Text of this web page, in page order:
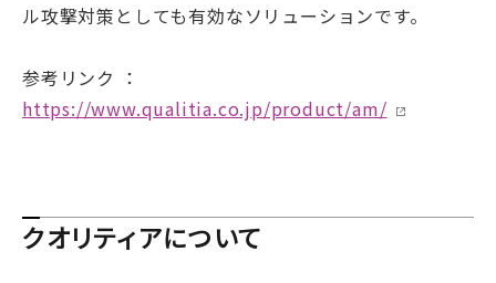
ル攻撃対策としても有効なソリューションです。
参考リンク ：
https://www.qualitia.co.jp/product/am/
クオリティアについて